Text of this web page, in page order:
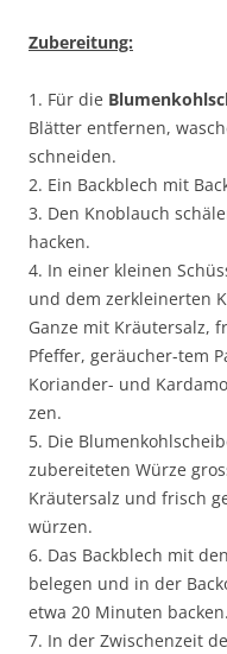
Zubereitung:
1. Für die
Blätter entfernen,
schneiden.
2. Ein Backblech mit
3. Den Knoblauch
hacken.
4. In einer kleinen
und dem zerkleinerten
Ganze mit Kräutersalz,
Pfeffer, geräucher-tem
Koriander- und
zen.
5. Die
zubereiteten Würze
Kräutersalz und frisch
würzen.
6. Das Backblech mit
belegen und in der
etwa 20 Minuten backen.
7. In der Zwischenzeit